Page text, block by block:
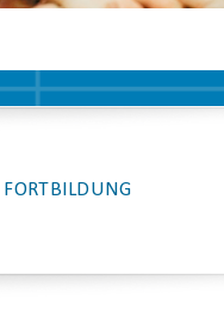
FORTBILDUNG